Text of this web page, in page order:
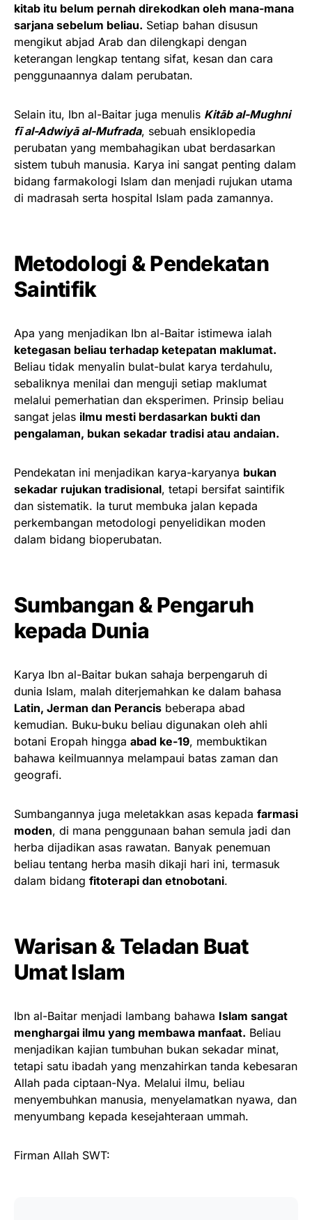
kitab itu belum pernah direkodkan oleh mana-mana
sarjana sebelum beliau. Setiap bahan disusun
mengikut abjad Arab dan dilengkapi dengan
keterangan lengkap tentang sifat, kesan dan cara
penggunaannya dalam perubatan.
Selain itu, Ibn al-Baitar juga menulis Kitāb al-Mughni
fī al-Adwiyā al-Mufrada, sebuah ensiklopedia
perubatan yang membahagikan ubat berdasarkan
sistem tubuh manusia. Karya ini sangat penting dalam
bidang farmakologi Islam dan menjadi rujukan utama
di madrasah serta hospital Islam pada zamannya.
Metodologi & Pendekatan
Saintifik
Apa yang menjadikan Ibn al-Baitar istimewa ialah
ketegasan beliau terhadap ketepatan maklumat.
Beliau tidak menyalin bulat-bulat karya terdahulu,
sebaliknya menilai dan menguji setiap maklumat
melalui pemerhatian dan eksperimen. Prinsip beliau
sangat jelas ilmu mesti berdasarkan bukti dan
pengalaman, bukan sekadar tradisi atau andaian.
Pendekatan ini menjadikan karya-karyanya bukan
sekadar rujukan tradisional, tetapi bersifat saintifik
dan sistematik. Ia turut membuka jalan kepada
perkembangan metodologi penyelidikan moden
dalam bidang bioperubatan.
Sumbangan & Pengaruh
kepada Dunia
Karya Ibn al-Baitar bukan sahaja berpengaruh di
dunia Islam, malah diterjemahkan ke dalam bahasa
Latin, Jerman dan Perancis beberapa abad
kemudian. Buku-buku beliau digunakan oleh ahli
botani Eropah hingga abad ke-19, membuktikan
bahawa keilmuannya melampaui batas zaman dan
geografi.
Sumbangannya juga meletakkan asas kepada farmasi
moden, di mana penggunaan bahan semula jadi dan
herba dijadikan asas rawatan. Banyak penemuan
beliau tentang herba masih dikaji hari ini, termasuk
dalam bidang fitoterapi dan etnobotani.
Warisan & Teladan Buat
Umat Islam
Ibn al-Baitar menjadi lambang bahawa Islam sangat
menghargai ilmu yang membawa manfaat. Beliau
menjadikan kajian tumbuhan bukan sekadar minat,
tetapi satu ibadah yang menzahirkan tanda kebesaran
Allah pada ciptaan-Nya. Melalui ilmu, beliau
menyembuhkan manusia, menyelamatkan nyawa, dan
menyumbang kepada kesejahteraan ummah.
Firman Allah SWT: